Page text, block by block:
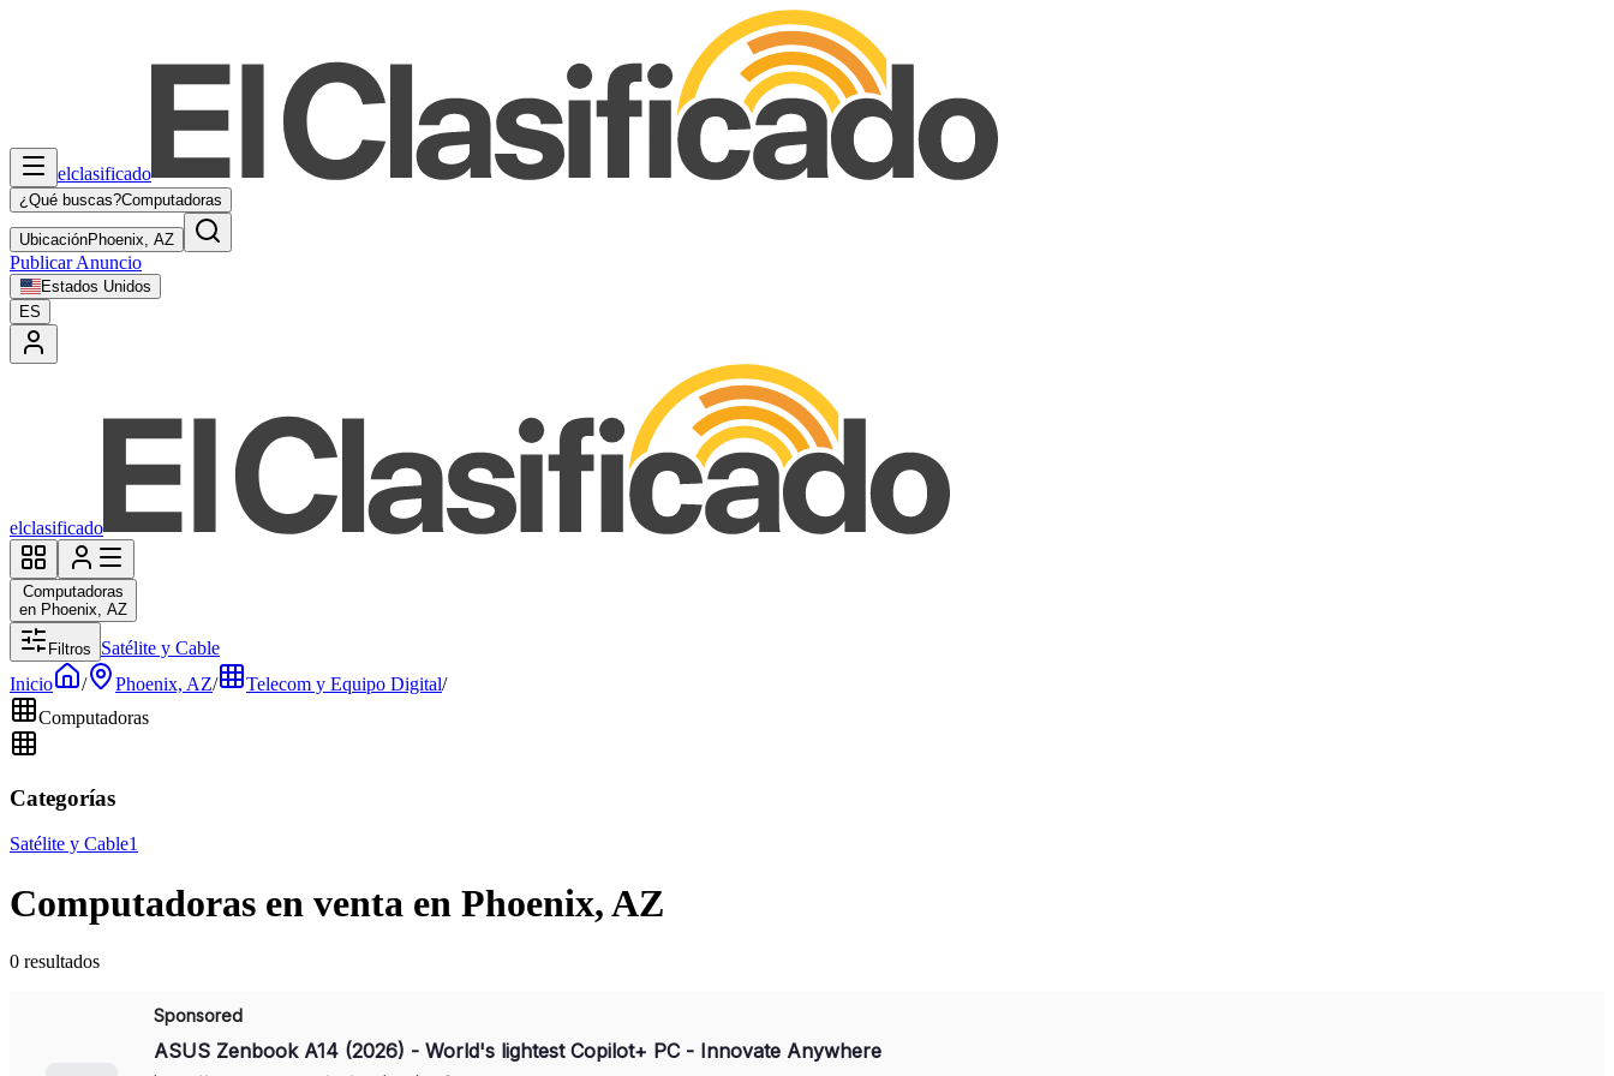
elclasificado
¿Qué buscas?Computadoras
UbicaciónPhoenix, AZ
Publicar Anuncio
Estados Unidos
ES
elclasificado
Computadoras
en Phoenix, AZ
Filtros
Satélite y Cable
Inicio
/ Phoenix, AZ/ Telecom y Equipo Digital/
Computadoras
Categorías
Satélite y Cable1
Computadoras en venta en Phoenix, AZ
0 resultados